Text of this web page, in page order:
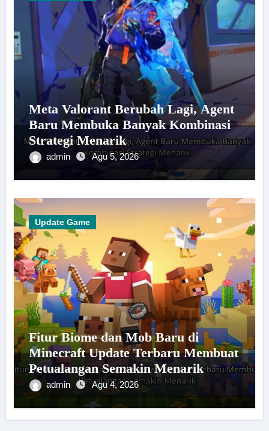
Meta Valorant Berubah Lagi, Agent
Baru Membuka Banyak Kombinasi
Strategi Menarik
admin Agu 5, 2026
Update Game
Fitur Biome dan Mob Baru di
Minecraft Update Terbaru Membuat
Petualangan Semakin Menarik
admin Agu 4, 2026